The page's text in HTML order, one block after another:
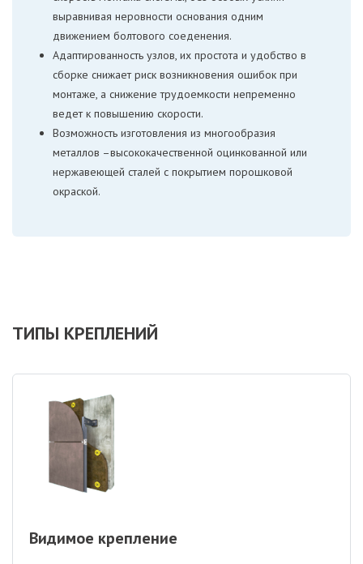
выравнивая неровности основания одним
движением болтового соеденения.
Адаптированность узлов, их простота и удобство в
сборке снижает риск возникновения ошибок при
монтаже, а снижение трудоемкости непременно
ведет к повышению скорости.
Возможность изготовления из многообразия
металлов –высококачественной оцинкованной или
нержавеющей сталей с покрытием порошковой
окраской.
ТИПЫ КРЕПЛЕНИЙ
Видимое крепление